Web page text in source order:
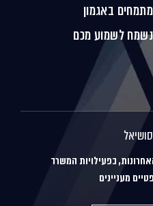
מתמחים באגמון
נשמח לשמוע מכם
בפעילויות המשרד
מעניינים